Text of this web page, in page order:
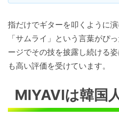
指だけでギターを叩くように
「サムライ」という言葉がぴ
ージでその技を披露し続ける
も高い評価を受けています。
MIYAVIは韓国